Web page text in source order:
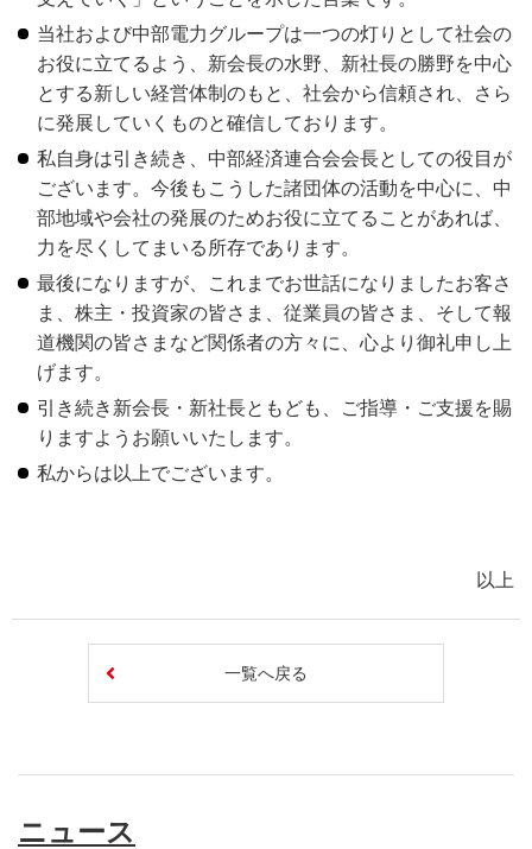
当社および中部電力グループは一つの灯りとして社会の
お役に立てるよう、新会長の水野、新社長の勝野を中心
とする新しい経営体制のもと、社会から信頼され、さら
に発展していくものと確信しております。
私自身は引き続き、中部経済連合会会長としての役目が
ございます。今後もこうした諸団体の活動を中心に、中
部地域や会社の発展のためお役に立てることがあれば、
力を尽くしてまいる所存であります。
最後になりますが、これまでお世話になりましたお客さ
ま、株主・投資家の皆さま、従業員の皆さま、そして報
道機関の皆さまなど関係者の方々に、心より御礼申し上
げます。
引き続き新会長・新社長ともども、ご指導・ご支援を賜
りますようお願いいたします。
私からは以上でございます。
以上
一覧へ戻る
ニュース